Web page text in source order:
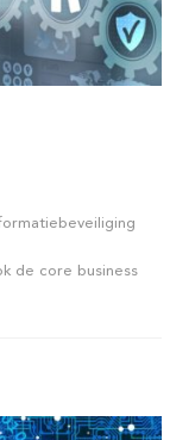
de core business